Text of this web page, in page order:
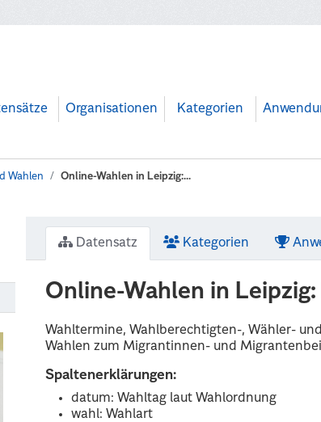
Organisationen Kategorien
Wahlen Online-Wahlen in Leipzig:...
Datensatz Kategorien
Online-Wahlen in
Wahltermine, Wahlberechtigten-, Wähler-
Wahlen zum Migrantinnen- und
Spaltenerklärungen:
datum: Wahltag laut Wahlordnung
wahl: Wahlart